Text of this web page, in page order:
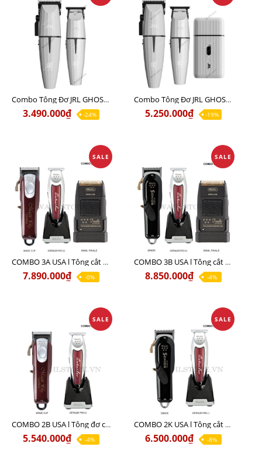
Combo Tông Đơ JRL GHOST 1 Limited Edition Chính Hãng USA
3.490.000₫ -24%
Combo Tông Đơ JRL GHOST 2 Limited Edition Chính Hãng USA
5.250.000₫ -19%
SALE
COMBO 3A USA l Tông cắt MAGIC + Tông viền DETAILER PRO LI + Cạo khô FINALE
7.890.000₫ -0%
SALE
COMBO 3B USA l Tông cắt SENIOR + Tông viền DETAILER PRO LI + Cạo khô FINALE
8.850.000₫ -4%
SALE
COMBO 2B USA l Tông đơ cắt Magic clip Red + Tông đơ viền Detailer Pro Li
5.540.000₫ -4%
SALE
COMBO 2K USA l Tông cắt SENIOR +Tông viền DETAILER PRO LI
6.500.000₫ -8%